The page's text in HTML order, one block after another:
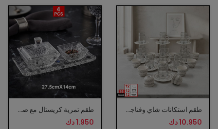
طقم استكانات شاي وفناجين قهوة عربية
10.950 دك
طقم تمرية كريستال مع صينية
1.950 دك